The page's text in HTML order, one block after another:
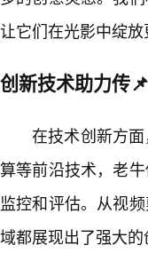
让它们在光影中绽放
创新技术助力传
在技术创新方
算等前沿技术，老
监控和评估。从视
域都展现出了强大的